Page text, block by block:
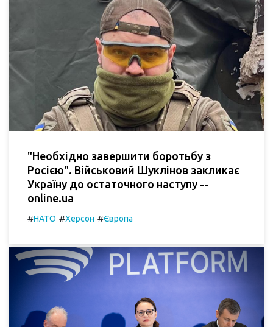
"Необхідно завершити боротьбу з
Росією". Військовий Шуклінов закликає
Україну до остаточного наступу --
online.ua
#НАТО #Херсон #Європа